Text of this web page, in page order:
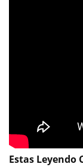
Estas Leyendo